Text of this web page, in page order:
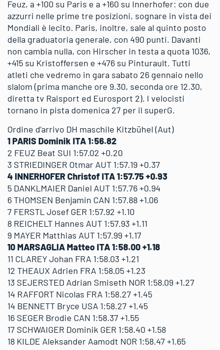
Feuz, a +100 su Paris e a +160 su Innerhofer: con due
azzurri nelle prime tre posizioni, sognare in vista dei
Mondiali è lecito. Paris, inoltre, sale al quinto posto
della graduatoria generale, con 490 punti. Davanti
non cambia nulla, con Hirscher in testa a quota 1036,
+415 su Kristoffersen e +476 su Pinturault. Tutti
atleti che vedremo in gara sabato 26 gennaio nello
slalom (prima manche ore 9.30, seconda ore 12.30,
diretta tv Raisport ed Eurosport 2). I velocisti
tornano in pista domenica 27 per il superG.
Ordine d’arrivo DH maschile Kitzbühel (Aut)
1 PARIS Dominik ITA 1:56.82
2 FEUZ Beat SUI 1:57.02 +0.20
3 STRIEDINGER Otmar AUT 1:57.19 +0.37
4 INNERHOFER Christof ITA 1:57.75 +0.93
5 DANKLMAIER Daniel AUT 1:57.76 +0.94
6 THOMSEN Benjamin CAN 1:57.88 +1.06
7 FERSTL Josef GER 1:57.92 +1.10
8 REICHELT Hannes AUT 1:57.93 +1.11
9 MAYER Matthias AUT 1:57.99 +1.17
10 MARSAGLIA Matteo ITA 1:58.00 +1.18
11 CLAREY Johan FRA 1:58.03 +1.21
12 THEAUX Adrien FRA 1:58.05 +1.23
13 SEJERSTED Adrian Smiseth NOR 1:58.09 +1.27
14 RAFFORT Nicolas FRA 1:58.27 +1.45
14 BENNETT Bryce USA 1:58.27 +1.45
16 SEGER Brodie CAN 1:58.37 +1.55
17 SCHWAIGER Dominik GER 1:58.40 +1.58
18 KILDE Aleksander Aamodt NOR 1:58.47 +1.65